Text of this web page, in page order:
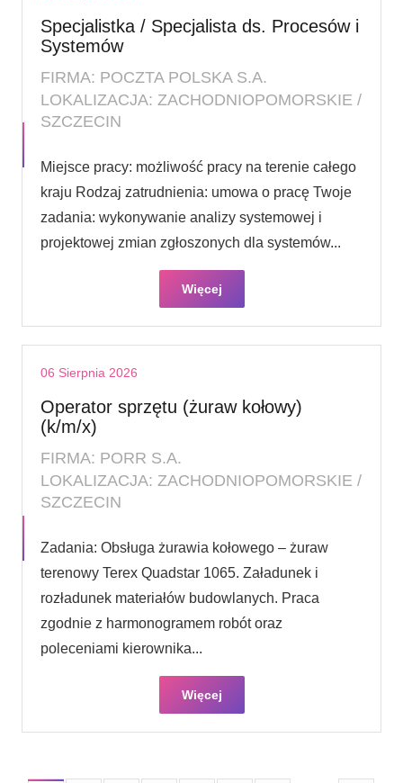
Specjalistka / Specjalista ds. Procesów i
Systemów
FIRMA: POCZTA POLSKA S.A.
LOKALIZACJA: ZACHODNIOPOMORSKIE /
SZCZECIN
Miejsce pracy: możliwość pracy na terenie całego
kraju Rodzaj zatrudnienia: umowa o pracę Twoje
zadania: wykonywanie analizy systemowej i
projektowej zmian zgłoszonych dla systemów...
Więcej
06 Sierpnia 2026
Operator sprzętu (żuraw kołowy)
(k/m/x)
FIRMA: PORR S.A.
LOKALIZACJA: ZACHODNIOPOMORSKIE /
SZCZECIN
Zadania: Obsługa żurawia kołowego – żuraw
terenowy Terex Quadstar 1065. Załadunek i
rozładunek materiałów budowlanych. Praca
zgodnie z harmonogramem robót oraz
poleceniami kierownika...
Więcej